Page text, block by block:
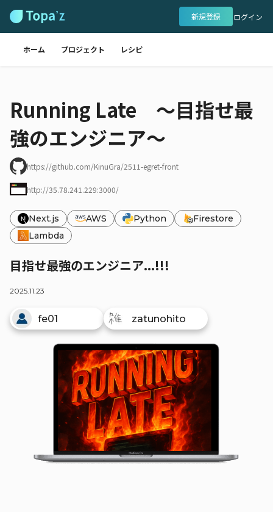
新規登録 ログイン
ホーム プロジェクト レシピ
Running Late 〜目指せ最
強のエンジニア〜
https://github.com/KinuGra/2511-egret-front
http://35.78.241.229:3000/
Next.js AWS Python
Firestore
Lambda
目指せ最強のエンジニア...!!!
2025.11.23
fe01 zatunohito